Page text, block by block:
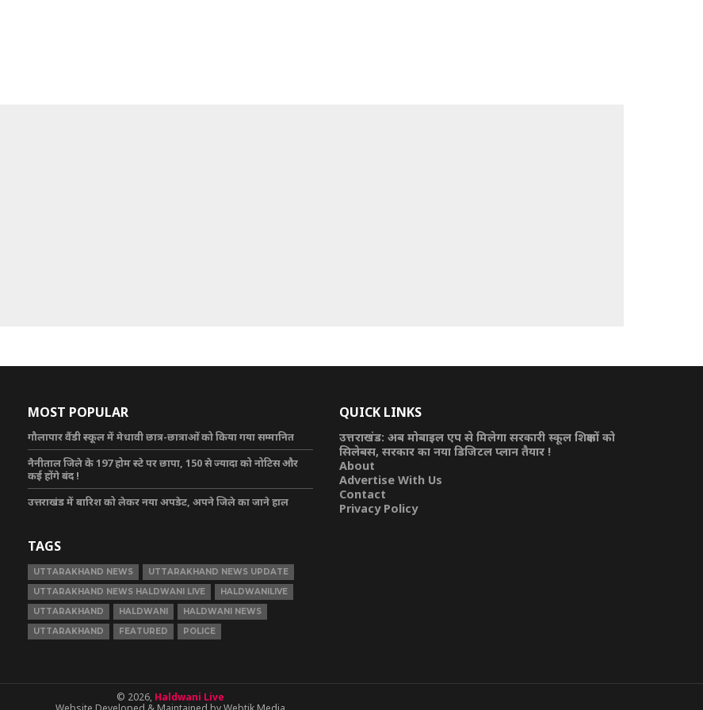
MOST POPULAR
गौलापार वैंडी स्कूल में मेधावी छात्र-छात्राओं को किया गया सम्मानित
नैनीताल जिले के 197 होम स्टे पर छापा, 150 से ज्यादा को नोटिस और
कई होंगे बंद !
उत्तराखंड में बारिश को लेकर नया अपडेट, अपने जिले का जाने हाल
QUICK LINKS
उत्तराखंड: अब मोबाइल एप से मिलेगा सरकारी स्कूल शिक्षकों को
सिलेबस, सरकार का नया डिजिटल प्लान तैयार !
About
Advertise With Us
Contact
Privacy Policy
TAGS
UTTARAKHAND NEWS
UTTARAKHAND NEWS UPDATE
UTTARAKHAND NEWS HALDWANI LIVE
HALDWANILIVE
UTTARAKHAND
HALDWANI
HALDWANI NEWS
UTTARAKHAND
FEATURED POLICE
© 2026, Haldwani Live